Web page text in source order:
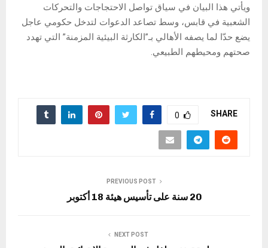
ويأتي هذا البيان في سياق تواصل الاحتجاجات والتحركات
الشعبية في قابس، وسط تصاعد الدعوات لتدخل حكومي عاجل
يضع حدّا لما يصفه الأهالي بـ”الكارثة البيئية المزمنة” التي تهدد
صحتهم ومحيطهم الطبيعي.
SHARE
0
PREVIOUS POST
20 سنة على تأسيس هيئة 18 أكتوبر
NEXT POST